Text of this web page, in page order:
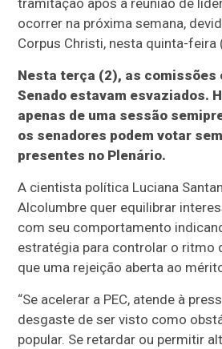
tramitação após a reunião de
ocorrer na próxima semana,
Corpus Christi, nesta quinta-feira
Nesta terça (2), as comissões
Senado estavam esvaziados.
apenas de uma sessão
os senadores podem votar
presentes no Plenário.
A cientista política Luciana
Alcolumbre quer equilibrar
com seu comportamento
estratégia para controlar o ritmo
que uma rejeição aberta ao
“Se acelerar a PEC, atende à
desgaste de ser visto como
popular. Se retardar ou permitir